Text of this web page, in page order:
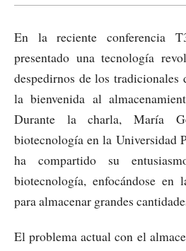
En la reciente conferencia
presentado una tecnología
despedirnos de los
la bienvenida al
Durante la charla, María
biotecnología en la Universidad
ha compartido su
biotecnología, enfocándose
para almacenar grandes
El problema actual con el